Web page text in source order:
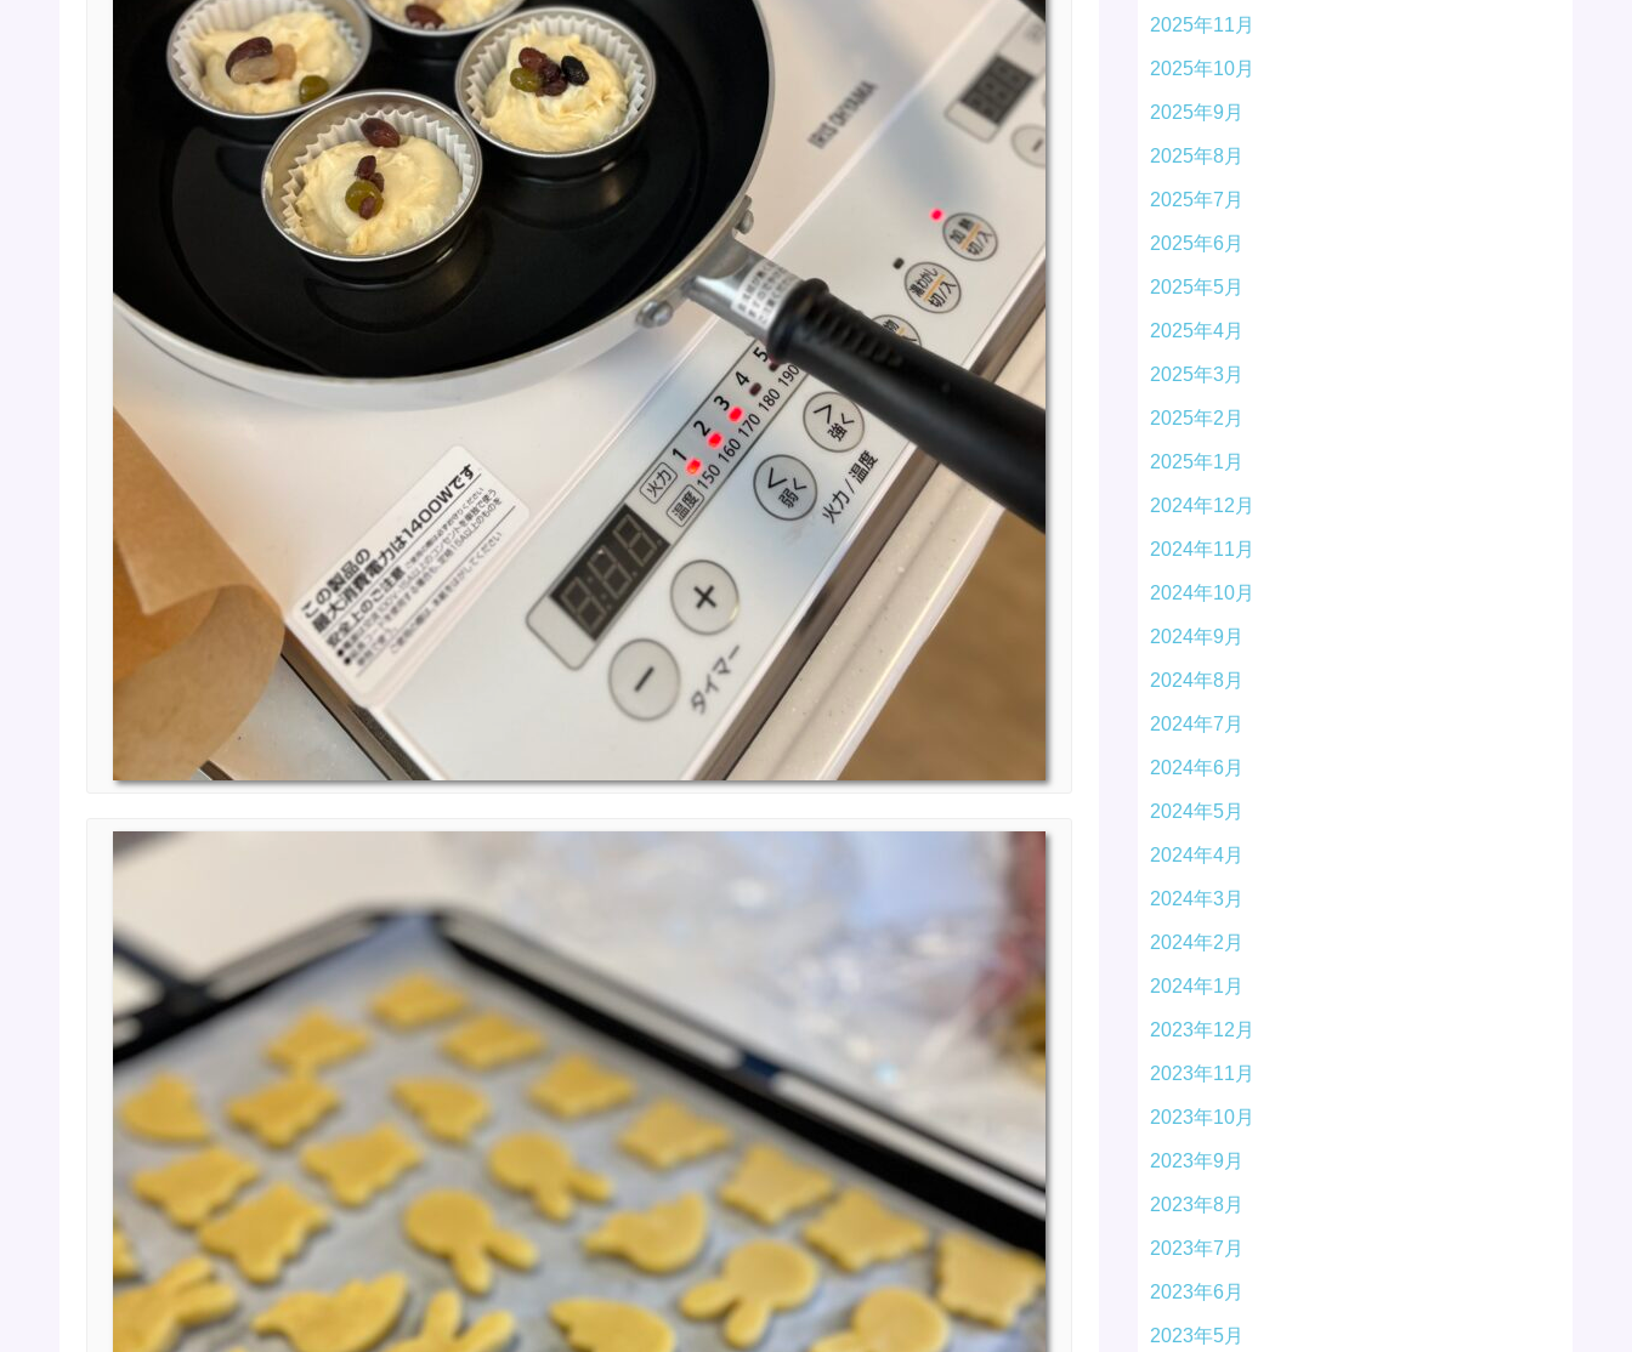
2025年11月
2025年10月
2025年9月
2025年8月
2025年7月
2025年6月
2025年5月
2025年4月
2025年3月
2025年2月
2025年1月
2024年12月
2024年11月
2024年10月
2024年9月
2024年8月
2024年7月
2024年6月
2024年5月
2024年4月
2024年3月
2024年2月
2024年1月
2023年12月
2023年11月
2023年10月
2023年9月
2023年8月
2023年7月
2023年6月
2023年5月